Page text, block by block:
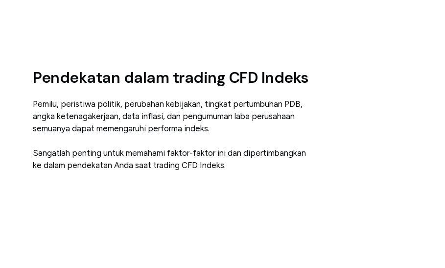
Pendekatan dalam trading CFD Indeks
Pemilu, peristiwa politik, perubahan kebijakan, tingkat pertumbuhan PDB,
angka ketenagakerjaan, data inflasi, dan pengumuman laba perusahaan
semuanya dapat memengaruhi performa indeks.
Sangatlah penting untuk memahami faktor-faktor ini dan dipertimbangkan
ke dalam pendekatan Anda saat trading CFD Indeks.